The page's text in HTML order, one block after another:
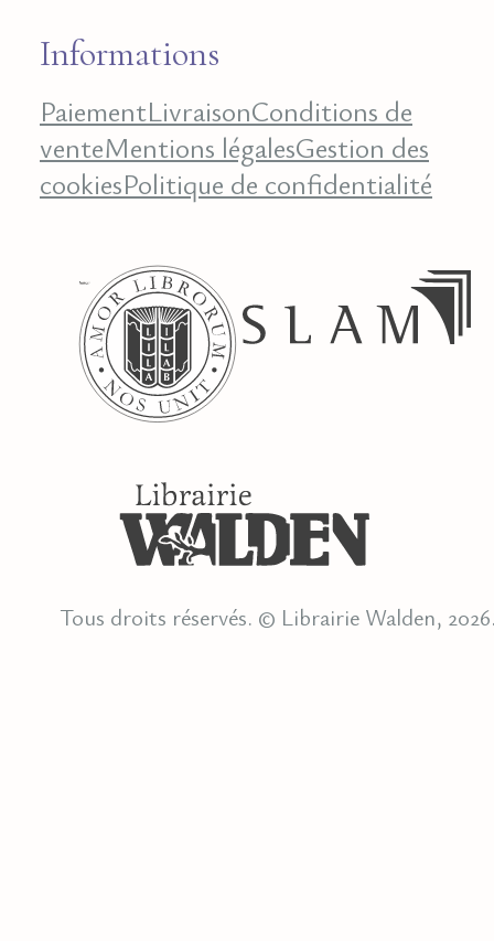
Informations
PaiementLivraisonConditions de
venteMentions légalesGestion des
cookiesPolitique de confidentialité
Tous droits réservés. © Librairie Walden,